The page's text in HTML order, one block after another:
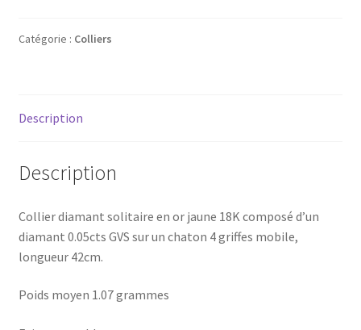
Wishlist
Catégorie : Colliers
Description
Description
Collier diamant solitaire en or jaune 18K composé d’un
diamant 0.05cts GVS sur un chaton 4 griffes mobile,
longueur 42cm.
Poids moyen 1.07 grammes